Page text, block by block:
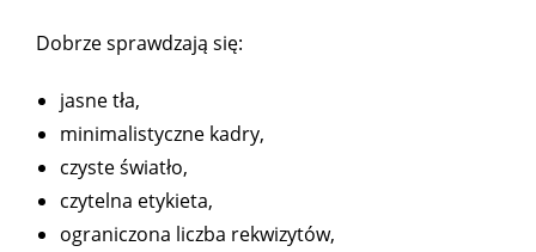
Dobrze sprawdzają się:
jasne tła,
minimalistyczne kadry,
czyste światło,
czytelna etykieta,
ograniczona liczba rekwizytów,